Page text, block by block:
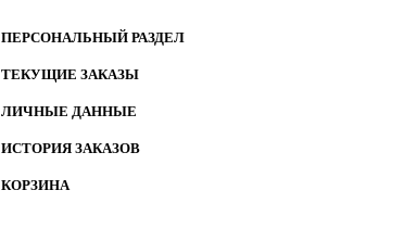
ПЕРСОНАЛЬНЫЙ РАЗДЕЛ
ТЕКУЩИЕ ЗАКАЗЫ
ЛИЧНЫЕ ДАННЫЕ
ИСТОРИЯ ЗАКАЗОВ
КОРЗИНА